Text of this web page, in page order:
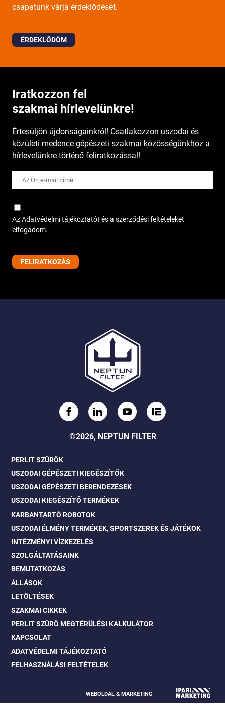
csapatunk várja érdeklődését.
ÉRDEKLŐDÖM
Iratkozzon fel
szakmai hírlevelünkre!
Értesüljön újdonságainkról! Csatlakozzon uszodai és
közületi medence gépészeti szakmai közösségünkhöz a
hírlevelünkre történő feliratkozással!
Az Adatvédelmi tájékoztatót és a szerződési feltételeket
elfogadom.
©2026, NEPTUN FILTER
PERLIT SZŰRŐK
USZODAI GÉPÉSZETI KIEGÉSZÍTŐK
USZODAI GÉPÉSZETI BERENDEZÉSEK
USZODAI KIEGÉSZÍTŐ TERMÉKEK
KARBANTARTÓ ROBOTOK
USZODAI ÉLMÉNY TERMÉKEK, SPORTSZEREK ÉS JÁTÉKOK
INTÉZMÉNYI VÍZKEZELÉS
SZOLGÁLTATÁSAINK
BEMUTATKOZÁS
ÁLLÁSOK
LETÖLTÉSEK
SZAKMAI CIKKEK
PERLIT SZŰRŐ MEGTÉRÜLÉSI KALKULÁTOR
KAPCSOLAT
ADATVÉDELMI TÁJÉKOZTATÓ
FELHASZNÁLÁSI FELTÉTELEK
WEBOLDAL & MARKETING